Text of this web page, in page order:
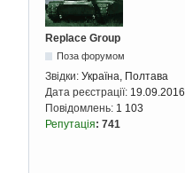
Replace Group
Поза форумом
Звідки: Україна, Полтава
Дата реєстрації: 19.09.2016
Повідомлень: 1 103
Репутація: 741